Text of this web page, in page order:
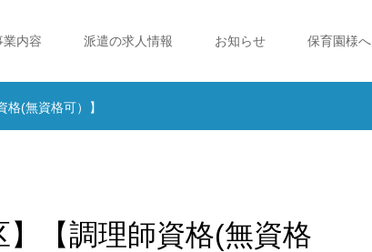
業内容 派遣の求人情報 お知らせ 保育園様へ
(無資格可）】
【調理師資格(無資格